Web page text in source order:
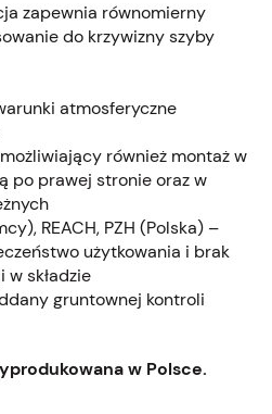
zapewnia równomierny
do krzywizny szyby
atmosferyczne
również montaż w
po prawej stronie oraz w
REACH, PZH (Polska) –
użytkowania i brak
składzie
gruntownej kontroli
w Polsce.